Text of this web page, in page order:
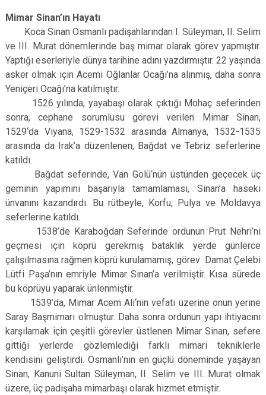
Mimar Sinan’ın Hayatı
Koca Sinan Osmanlı padişahlarından I. Süleyman, II. Selim
ve III. Murat dönemlerinde baş mimar olarak görev yapmıştır.
Yaptığı eserleriyle dünya tarihine adını yazdırmıştır. 22 yaşında
asker olmak için Acemi Oğlanlar Ocağı’na alınmış, daha sonra
Yeniçeri Ocağı’na katılmıştır.
1526 yılında, yayabaşı olarak çıktığı Mohaç seferinden
sonra, cephane sorumlusu görevi verilen Mimar Sinan,
1529‘da Viyana, 1529-1532 arasında Almanya, 1532-1535
arasında da Irak’a düzenlenen, Bağdat ve Tebriz seferlerine
katıldı.
Bağdat seferinde, Van Gölü‘nün üstünden geçecek üç
geminin yapımını başarıyla tamamlaması, Sinan’a haseki
ünvanını kazandırdı. Bu rütbeyle, Korfu, Pulya ve Moldavya
seferlerine katıldı.
1538’de Karaboğdan Seferinde ordunun Prut Nehri’ni
geçmesi için köprü gerekmiş bataklık yerde günlerce
çalışılmasına rağmen köprü kurulamamış, görev Damat Çelebi
Lütfi Paşa’nın emriyle Mimar Sinan’a verilmiştir. Kısa sürede
bu köprüyü yaparak ünlenmiştir.
1539’da, Mimar Acem Ali‘nin vefatı üzerine onun yerine
Saray Başmimarı olmuştur. Daha sonra ordunun yapı ihtiyacını
karşılamak için çeşitli görevler üstlenen Mimar Sinan, sefere
gittiği yerlerde gözlemlediği farklı mimari tekniklerle
kendisini geliştirdi. Osmanlı’nın en güçlü döneminde yaşayan
Sinan, Kanuni Sultan Süleyman, II. Selim ve III. Murat olmak
üzere, üç padişaha mimarbaşı olarak hizmet etmiştir.